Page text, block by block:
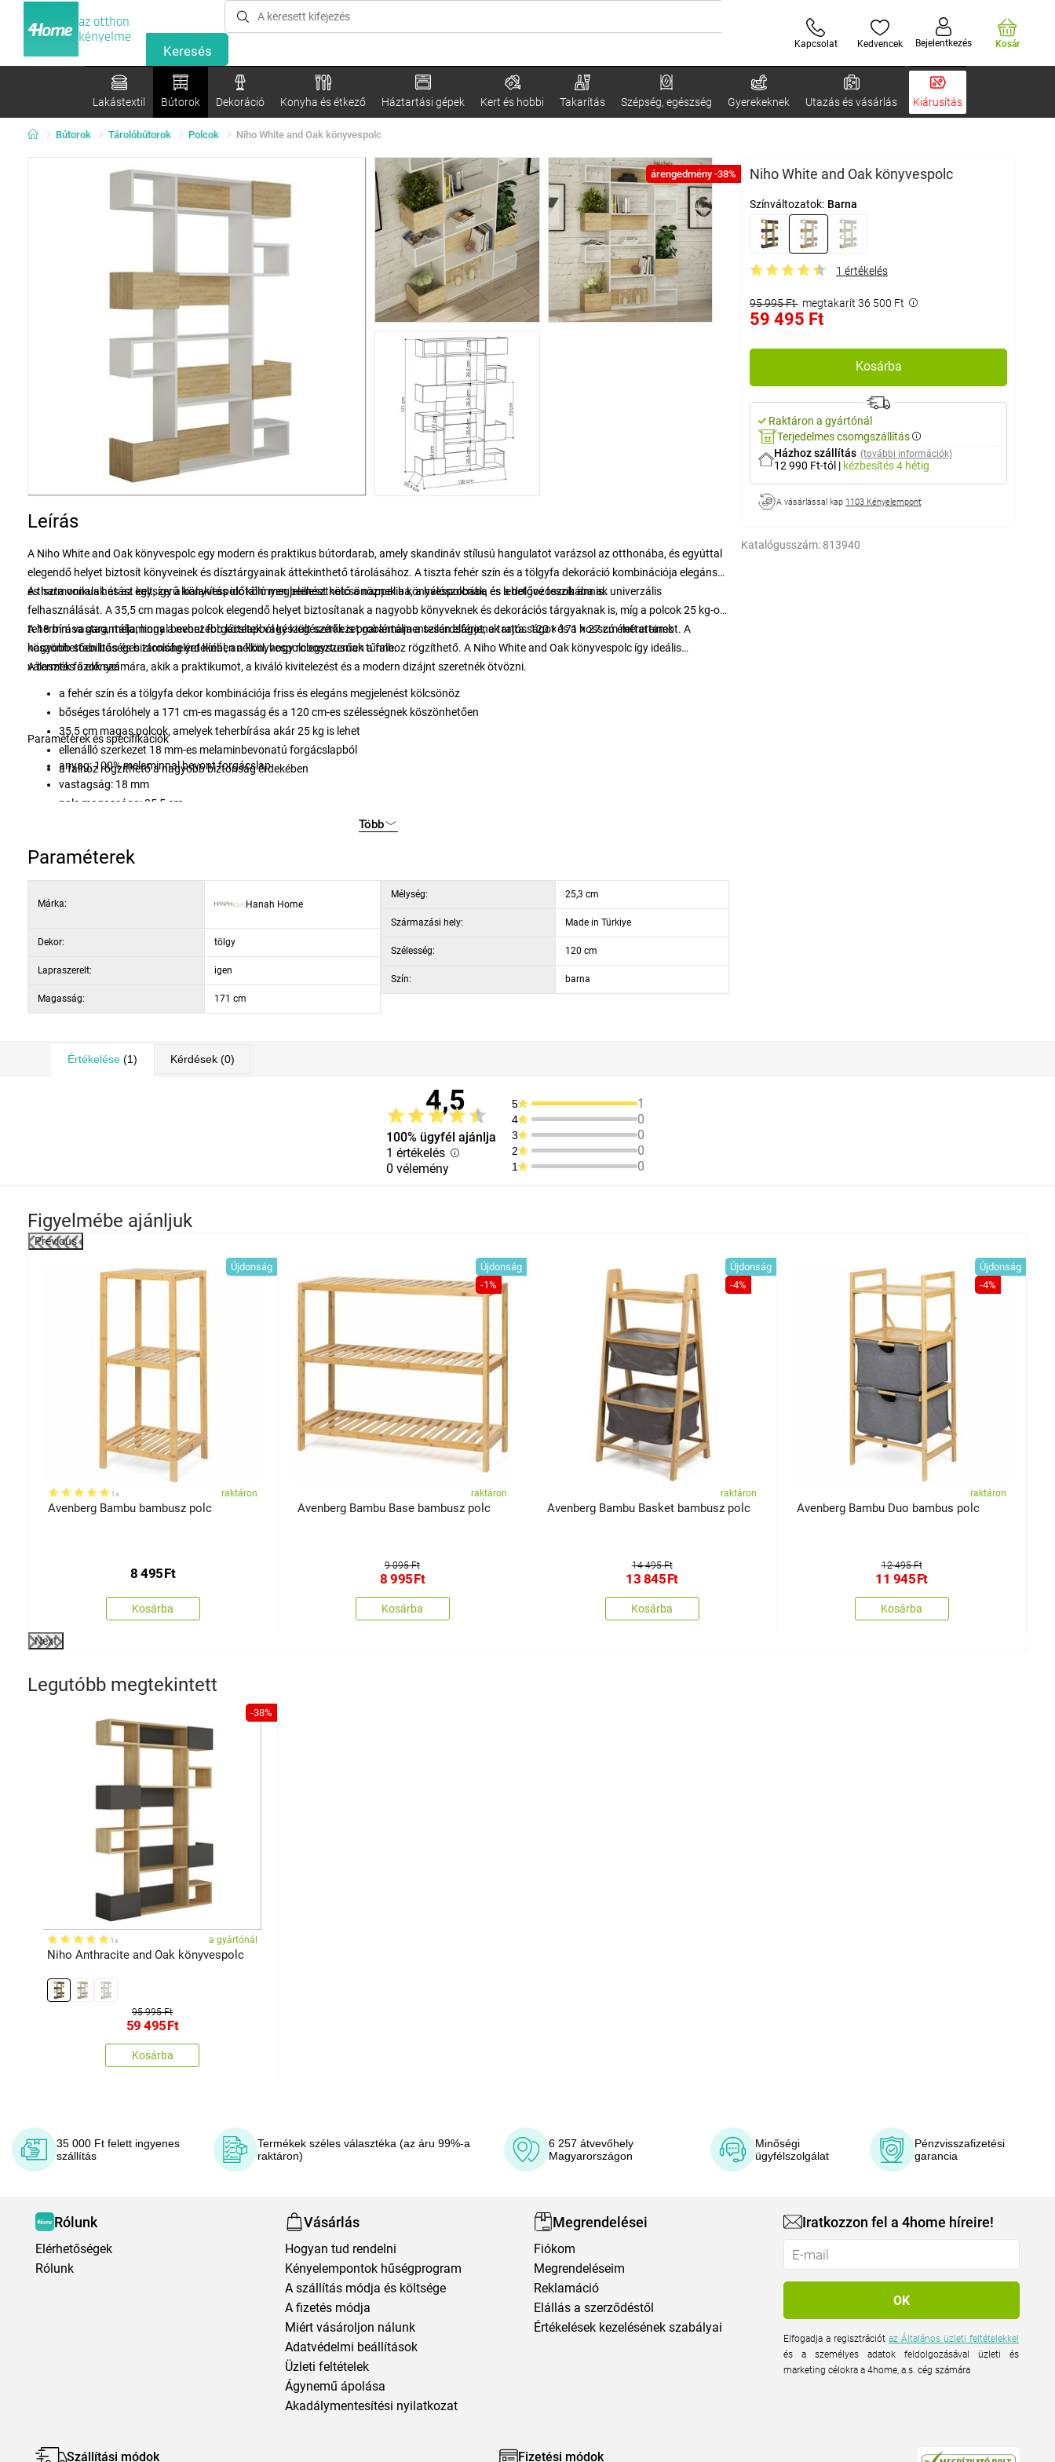
az otthon
kényelme
Kapcsolat Kedvencek Bejelentkezés Kosár
Lakástextil Bútorok Dekoráció Konyha és étkező Háztartási gépek Kert és hobbi Takarítás Szépség, egészség Gyerekeknek Utazás és vásárlás Kiárusítás
Bútorok Tárolóbútorok Polcok Niho White and Oak könyvespolc
árengedmény -38% Niho White and Oak könyvespolc
Színváltozatok: Barna
1 értékelés
95 995 Ft megtakarít 36 500 Ft
59 495 Ft
Kosárba
Raktáron a gyártónál
Terjedelmes csomgszállítás
Házhoz szállítás (további információk)
12 990 Ft-tól | kézbesítés4 hétig
A vásárlással kap 1103 Kényelempont
Katalógusszám: 813940
Leírás
A Niho White and Oak könyvespolc egy modern és praktikus bútordarab, amely skandináv stílusú hangulatot varázsol az otthonába, és egyúttal
elegendő helyet biztosít könyveinek és dísztárgyainak áttekinthető tárolásához. A tiszta fehér szín és a tölgyfa dekoráció kombinációja elegáns
és harmonikus hatást kelt, így a könyvespolc könnyen beilleszthető a nappaliba, a hálószobába és a dolgozószobába is.
A tiszta vonalak és az egyszerű kialakítás időtálló megjelenést kölcsönöznek a könyvespolcnak, és lehetővé teszik annak univerzális
felhasználását. A 35,5 cm magas polcok elegendő helyet biztosítanak a nagyobb könyveknek és dekorációs tárgyaknak is, míg a polcok 25 kg-os
teherbírása garantálja, hogy a nehezebb kötetek vagy kiegészítők is problémamentesen elférjenek rajta. 120 × 171 × 27 cm méreteinek
köszönhetően bőséges tárolóhelyet kínál, anélkül, hogy robosztusnak tűnne.
A 18 mm vastag, melaminnal bevont forgácslapból készült szerkezet garantálja a szilárdságot, a tartósságot és a hosszú élettartamot. A
nagyobb stabilitás és biztonság érdekében a könyvespolc egyszerűen a falhoz rögzíthető. A Niho White and Oak könyvespolc így ideális
választás azok számára, akik a praktikumot, a kiváló kivitelezést és a modern dizájnt szeretnék ötvözni.
A termék fő előnyei
a fehér szín és a tölgyfa dekor kombinációja friss és elegáns megjelenést kölcsönöz
bőséges tárolóhely a 171 cm-es magasság és a 120 cm-es szélességnek köszönhetően
35,5 cm magas polcok, amelyek teherbírása akár 25 kg is lehet
ellenálló szerkezet 18 mm-es melaminbevonatú forgácslapból
a falhoz rögzíthető a nagyobb biztonság érdekében
Paraméterek és specifikációk
anyag: 100% melaminnal bevont forgácslap
vastagság: 18 mm
polc magassága: 35,5 cm
Több
Paraméterek
Márka: Hanah Home
Dekor: tölgy
Lapraszerelt: igen
Magasság: 171 cm
Mélység: 25,3 cm
Származási hely: Made in Türkiye
Szélesség: 120 cm
Szín: barna
Értékelése (1) Kérdések (0)
4,5
100% ügyfél ajánlja
1 értékelés
0 vélemény
5 1
4 0
3 0
2 0
1 0
Figyelmébe ajánljuk
Previous
Újdonság
1x raktáron
Avenberg Bambu bambusz polc
8 495Ft
Kosárba
Újdonság
-1%
raktáron
Avenberg Bambu Base bambusz polc
9 095 Ft
8 995Ft
Kosárba
Újdonság
-4%
raktáron
Avenberg Bambu Basket bambusz polc
14 495 Ft
13 845Ft
Kosárba
Újdonság
-4%
raktáron
Avenberg Bambu Duo bambus polc
12 495 Ft
11 945Ft
Kosárba
Next
Legutóbb megtekintett
-38%
1x a gyártónál
Niho Anthracite and Oak könyvespolc
95 995 Ft
59 495Ft
Kosárba
35 000 Ft felett ingyenes
szállítás
Termékek széles választéka (az áru 99%-a
raktáron)
6 257 átvevőhely
Magyarországon
Minőségi
ügyfélszolgálat
Pénzvisszafizetési
garancia
Rólunk
Elérhetőségek
Rólunk
Vásárlás
Hogyan tud rendelni
Kényelempontok hűségprogram
A szállítás módja és költsége
A fizetés módja
Miért vásároljon nálunk
Adatvédelmi beállítások
Üzleti feltételek
Ágynemű ápolása
Akadálymentesítési nyilatkozat
Megrendelései
Fiókom
Megrendeléseim
Reklamáció
Elállás a szerződéstől
Értékelések kezelésének szabályai
Iratkozzon fel a 4home híreire!
Elfogadja a regisztrációtaz Általános üzleti feltételekkel
és a személyes adatok feldolgozásával üzleti és
marketing célokra a 4home, a.s. cég számára
Szállítási módok Fizetési módok